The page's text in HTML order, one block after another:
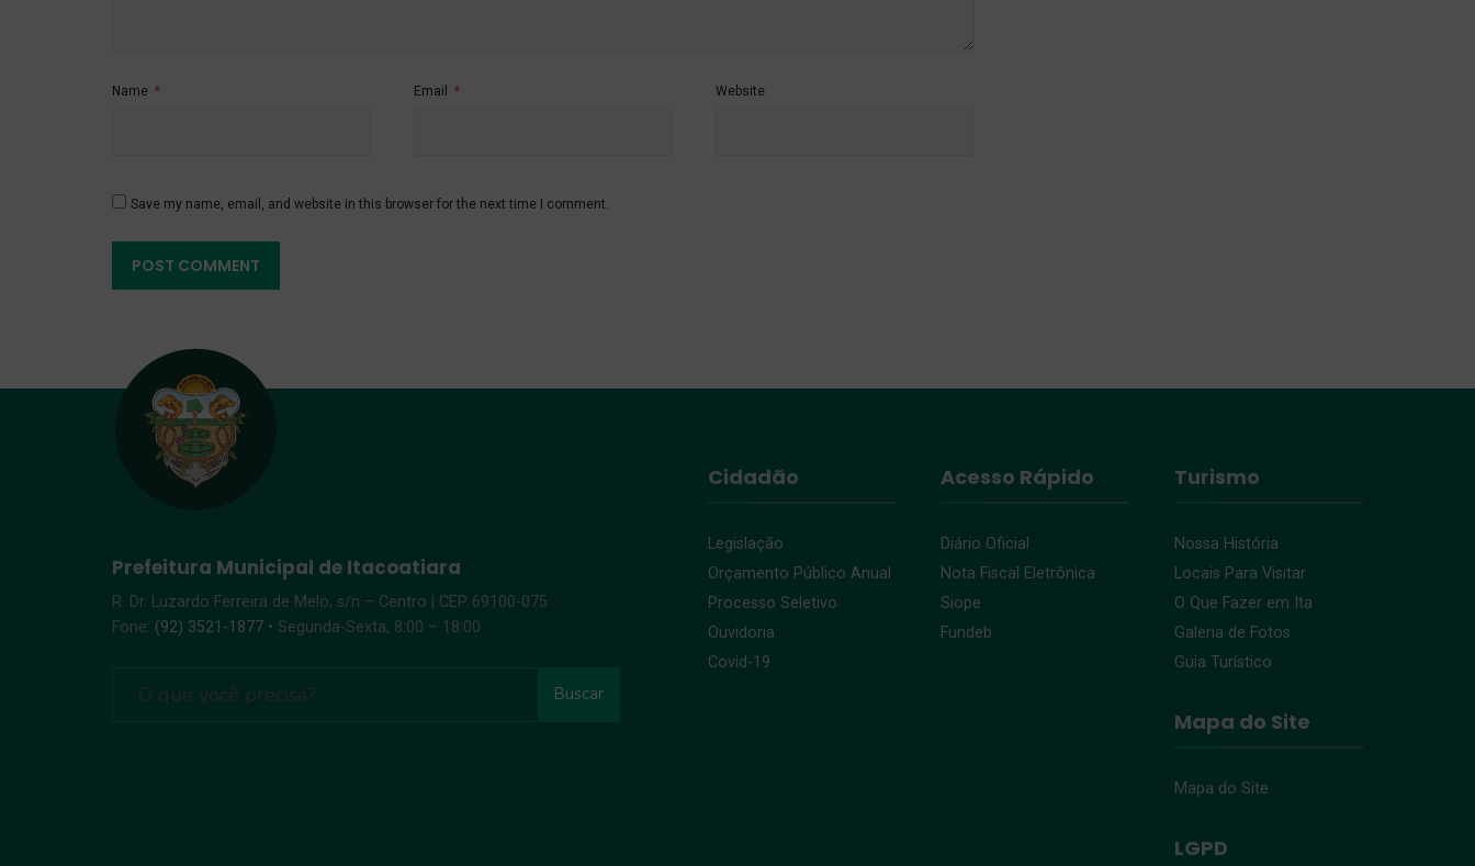
Name * Email * Website
Save my name, email, and website in this browser for the next time I comment.
Prefeitura Municipal de Itacoatiara
R. Dr. Luzardo Ferreira de Melo, s/n – Centro | CEP 69100-075
Fone: (92) 3521-1877 • Segunda-Sexta, 8:00 – 18:00
Buscar
Cidadão
Legislação
Orçamento Público Anual
Processo Seletivo
Ouvidoria
Covid-19
Acesso Rápido
Diário Oficial
Nota Fiscal Eletrônica
Siope
Fundeb
Turismo
Nossa História
Locais Para Visitar
O Que Fazer em Ita
Galeria de Fotos
Guia Turístico
Mapa do Site
Mapa do Site
LGPD